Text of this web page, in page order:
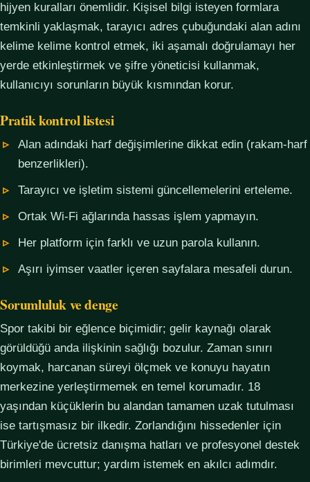
hijyen kuralları önemlidir. Kişisel bilgi isteyen formlara
temkinli yaklaşmak, tarayıcı adres çubuğundaki alan adını
kelime kelime kontrol etmek, iki aşamalı doğrulamayı her
yerde etkinleştirmek ve şifre yöneticisi kullanmak,
kullanıcıyı sorunların büyük kısmından korur.
Pratik kontrol listesi
Alan adındaki harf değişimlerine dikkat edin (rakam-harf
benzerlikleri).
Tarayıcı ve işletim sistemi güncellemelerini erteleme.
Ortak Wi-Fi ağlarında hassas işlem yapmayın.
Her platform için farklı ve uzun parola kullanın.
Aşırı iyimser vaatler içeren sayfalara mesafeli durun.
Sorumluluk ve denge
Spor takibi bir eğlence biçimidir; gelir kaynağı olarak
görüldüğü anda ilişkinin sağlığı bozulur. Zaman sınırı
koymak, harcanan süreyi ölçmek ve konuyu hayatın
merkezine yerleştirmemek en temel korumadır. 18
yaşından küçüklerin bu alandan tamamen uzak tutulması
ise tartışmasız bir ilkedir. Zorlandığını hissedenler için
Türkiye'de ücretsiz danışma hatları ve profesyonel destek
birimleri mevcuttur; yardım istemek en akılcı adımdır.